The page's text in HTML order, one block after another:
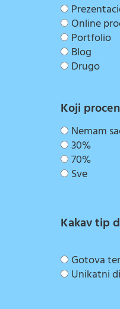
Online
Portfolio
Blog
Drugo
Koji
Nemam
30%
70%
Sve
Kakav tip
Gotova
Unikatni